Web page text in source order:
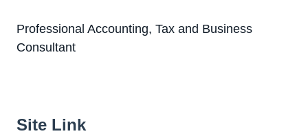
Professional Accounting, Tax and Business
Consultant
Site Link